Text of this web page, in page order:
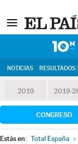
NOTICIAS
2019 2019-
CONGRESO
Estás en: Total España »